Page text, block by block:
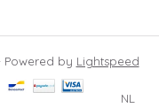
by Lightspeed
NL